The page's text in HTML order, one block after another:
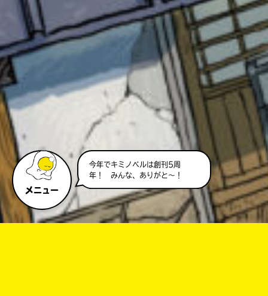
メニュー
今年でキミノベルは創刊5周
年！ みんな、ありがと～！